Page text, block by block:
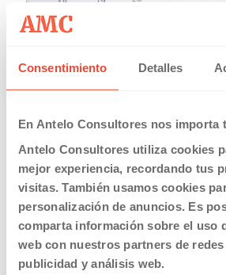
Consentimiento Detalles
En Antelo Consultores nos importa
Antelo Consultores utiliza cookies
mejor experiencia, recordando tus
visitas. También usamos cookies
personalización de anuncios. Es
comparta información sobre el uso
web con nuestros partners de redes
publicidad y análisis web.
Calendario Laboral Comunidad
Read more